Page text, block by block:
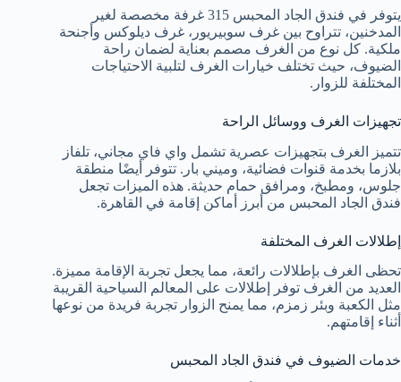
يتوفر في فندق الجاد المحبس 315 غرفة مخصصة لغير
المدخنين، تتراوح بين غرف سوبيريور، غرف ديلوكس وأجنحة
ملكية. كل نوع من الغرف مصمم بعناية لضمان راحة
الضيوف، حيث تختلف خيارات الغرف لتلبية الاحتياجات
المختلفة للزوار.
تجهيزات الغرف ووسائل الراحة
تتميز الغرف بتجهيزات عصرية تشمل واي فاي مجاني، تلفاز
بلازما بخدمة قنوات فضائية، وميني بار. تتوفر أيضًا منطقة
جلوس، ومطبخ، ومرافق حمام حديثة. هذه الميزات تجعل
فندق الجاد المحبس من أبرز أماكن إقامة في القاهرة.
إطلالات الغرف المختلفة
تحظى الغرف بإطلالات رائعة، مما يجعل تجربة الإقامة مميزة.
العديد من الغرف توفر إطلالات على المعالم السياحية القريبة
مثل الكعبة وبئر زمزم، مما يمنح الزوار تجربة فريدة من نوعها
أثناء إقامتهم.
خدمات الضيوف في فندق الجاد المحبس